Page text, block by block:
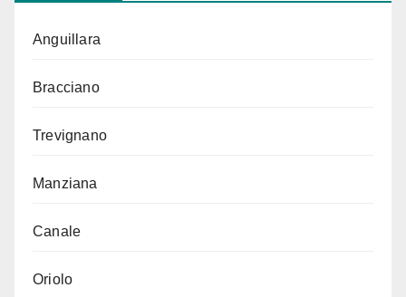
Anguillara
Bracciano
Trevignano
Manziana
Canale
Oriolo